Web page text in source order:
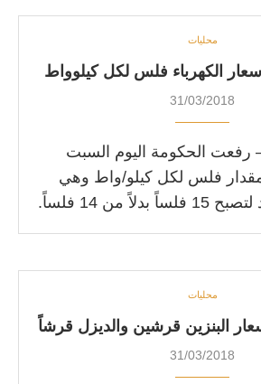
محليات
الكهرباء فلس لكل كيلوواط
31/03/2018
رفعت الحكومة اليوم السبت
بمقدار فلس لكل كيلو/واط وهي
من 14 فلساً.
محليات
البنزين قرشين والديزل قرشاً
31/03/2018